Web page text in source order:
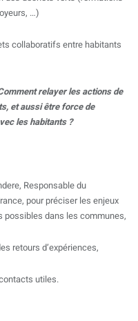
…)
collaboratifs entre habitants
relayer les actions de
et aussi être force de
les habitants ?
Responsable du
pour préciser les enjeux
possibles dans les communes,
retours d’expériences,
utiles.